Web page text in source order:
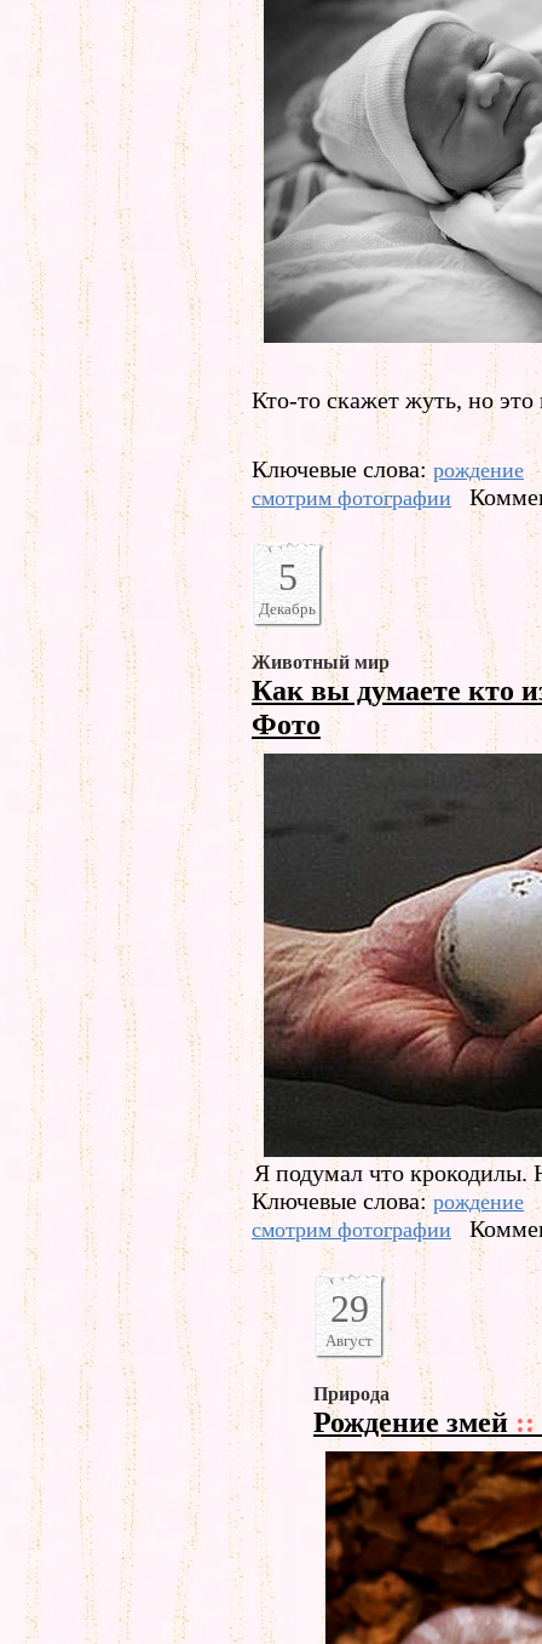
Кто-то скажет жуть, но
Ключевые слова:рождение
смотрим фотографии
5
Декабрь
Животный мир
Как вы думаете кто
Фото
Я подумал что крокодилы.
Ключевые слова:рождение
смотрим фотографии
29
Август
Природа
Рождение змей ::